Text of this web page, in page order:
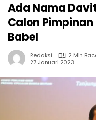
Ada Nama
Calon
Babel
Redaksi
2 Min
27 Januari 2023